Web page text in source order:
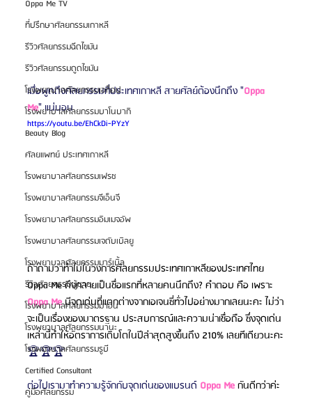
Oppa Me TV
ที่ปรึกษาศัลยกรรมเกาหลี
รีวิวศัลยกรรมฉีดไขมัน
รีวิวศัลยกรรมดูดไขมัน
โรงพยาบาลศัลยกรรมเอท็อป
โรงพยาบาลศัลยกรรมบาโนบากิ
Beauty Blog
ศัลยแพทย์ ประเทศเกาหลี
โรงพยาบาลศัลยกรรมเฟรช
โรงพยาบาลศัลยกรรมจีเอ็นจี
โรงพยาบาลศัลยกรรมอิมเมจอัพ
โรงพยาบาลศัลยกรรมเจดับเบิลยู
โรงพยาบาลศัลยกรรมมาร์เบิ้ล
รีวิวศัลยกรรมผู้ชาย
โรงพยาบาลศัลยกรรมมาอิน
โรงพยาบาลศัลยกรรมนานะ
โรงพยาบาลศัลยกรรมรูบี
Certified Consultant
คู่มือศัลยกรรม
เมื่อพูดถึงศัลยกรรมที่ประเทศเกาหลี สายศัลย์ต้องนึกถึง "Oppa
Me" แน่นอน
https://youtu.be/EhCkDi-PYzY
ถ้าถามว่าทำไมในวงการศัลยกรรมประเทศเกาหลีของประเทศไทย
Oppa Me ถึงกลายเป็นชื่อแรกที่หลายคนนึกถึง? คำตอบ คือ เพราะ
Oppa Meมีจุดเด่นที่แตกต่างจากเอเจนซี่ทั่วไปอย่างมากเลยนะคะ ไม่ว่า
จะเป็นเรื่องของมาตรฐาน ประสบการณ์และความน่าเชื่อถือ ซึ่งจุดเด่น
เหล่านี้ทำให้อัตราการเติบโตในปีล่าสุดสูงขึ้นถึง 210% เลยทีเดียวนะคะ
🏆🏆🏆
ต่อไปเรามาทำความรู้จักกับจุดเด่นของแบรนด์ Oppa Me กันดีกว่าค่ะ